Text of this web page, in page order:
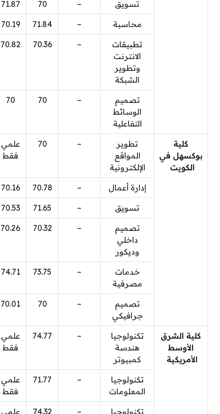
تسويق –
70
71.87
محاسبة –
71.84
70.19
تطبيقات
الانترنت
وتطوير
الشبكة
–
70.36
70.82
تصميم
الوسائط
التفاعلية
–
70
70
كلية
بوكسهل في
الكويت
تطوير
المواقع
الإلكترونية
–
70
علمي
فقط
إدارة أعمال –
70.78
70.16
تسويق –
71.65
70.53
تصميم
داخلي
وديكور
–
70.32
70.26
خدمات
مصرفية
–
73.75
74.71
تصميم
جرافيكي
–
70
70.01
كلية الشرق
الأوسط
الأمريكية
تكنولوجيا
هندسة
كمبيوتر
–
74.77
علمي
فقط
تكنولوجيا
المعلومات
–
71.77
علمي
فقط
تكنولوجيا –
74.32 علمي